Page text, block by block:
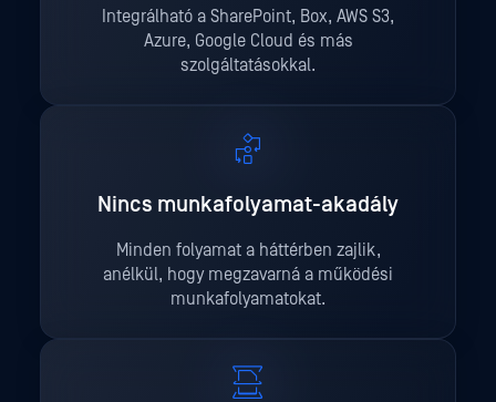
Integrálható a SharePoint, Box, AWS S3,
Azure, Google Cloud és más
szolgáltatásokkal.
Nincs munkafolyamat-akadály
Minden folyamat a háttérben zajlik,
anélkül, hogy megzavarná a működési
munkafolyamatokat.